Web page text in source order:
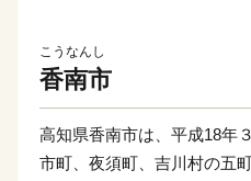
こうなんし
香南市
高知県香南市は、平成18年
市町、夜須町、吉川村の五